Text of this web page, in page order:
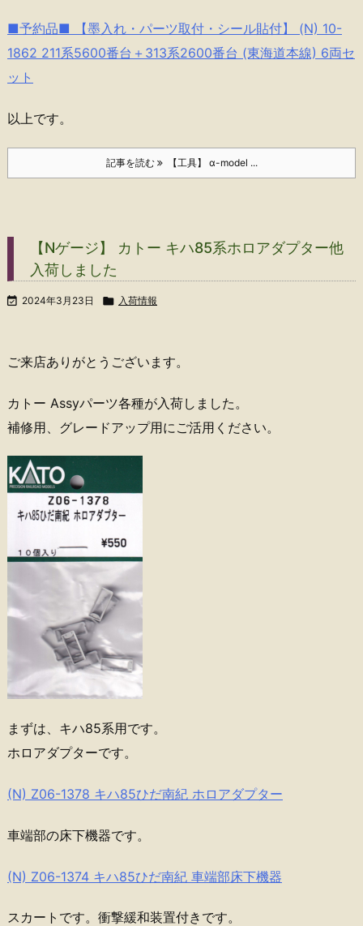
■予約品■ 【墨入れ・パーツ取付・シール貼付】 (N) 10-
1862 211系5600番台＋313系2600番台 (東海道本線) 6両セ
ット
以上です。
記事を読む 【工具】 α-model ...
【Nゲージ】 カトー キハ85系ホロアダプター他
入荷しました
 2024年3月23日  入荷情報
ご来店ありがとうございます。
カトー Assyパーツ各種が入荷しました。
補修用、グレードアップ用にご活用ください。
まずは、キハ85系用です。
ホロアダプターです。
(N) Z06-1378 キハ85ひだ南紀 ホロアダプター
車端部の床下機器です。
(N) Z06-1374 キハ85ひだ南紀 車端部床下機器
スカートです。衝撃緩和装置付きです。